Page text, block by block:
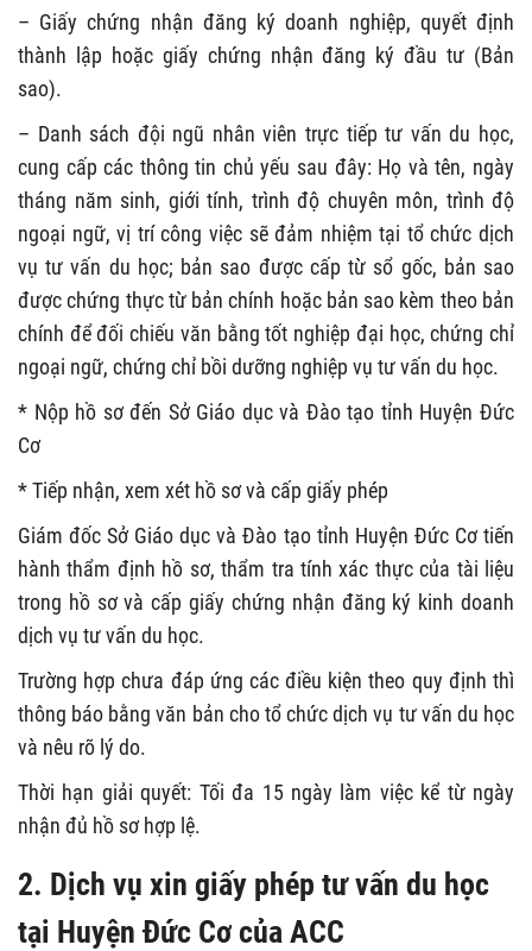
– Giấy chứng nhận đăng ký doanh nghiệp, quyết định
thành lập hoặc giấy chứng nhận đăng ký đầu tư (Bản
sao).
– Danh sách đội ngũ nhân viên trực tiếp tư vấn du học,
cung cấp các thông tin chủ yếu sau đây: Họ và tên, ngày
tháng năm sinh, giới tính, trình độ chuyên môn, trình độ
ngoại ngữ, vị trí công việc sẽ đảm nhiệm tại tổ chức dịch
vụ tư vấn du học; bản sao được cấp từ sổ gốc, bản sao
được chứng thực từ bản chính hoặc bản sao kèm theo bản
chính để đối chiếu văn bằng tốt nghiệp đại học, chứng chỉ
ngoại ngữ, chứng chỉ bồi dưỡng nghiệp vụ tư vấn du học.
* Nộp hồ sơ đến Sở Giáo dục và Đào tạo tỉnh Huyện Đức
Cơ
* Tiếp nhận, xem xét hồ sơ và cấp giấy phép
Giám đốc Sở Giáo dục và Đào tạo tỉnh Huyện Đức Cơ tiến
hành thẩm định hồ sơ, thẩm tra tính xác thực của tài liệu
trong hồ sơ và cấp giấy chứng nhận đăng ký kinh doanh
dịch vụ tư vấn du học.
Trường hợp chưa đáp ứng các điều kiện theo quy định thì
thông báo bằng văn bản cho tổ chức dịch vụ tư vấn du học
và nêu rõ lý do.
Thời hạn giải quyết: Tối đa 15 ngày làm việc kể từ ngày
nhận đủ hồ sơ hợp lệ.
2. Dịch vụ xin giấy phép tư vấn du học
tại Huyện Đức Cơ của ACC